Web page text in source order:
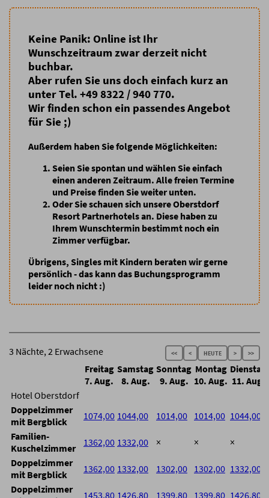
Keine Panik: Online ist Ihr
Wunschzeitraum zwar derzeit nicht
buchbar.
Aber rufen Sie uns doch einfach kurz an
unter Tel. +49 8322 / 940 770.
Wir finden schon ein passendes Angebot
für Sie ;)
Außerdem haben Sie folgende Möglichkeiten:
Seien Sie spontan und wählen Sie einfach
einen anderen Zeitraum. Alle freien Termine
und Preise finden Sie weiter unten.
Oder Sie schauen sich unsere Oberstdorf
Resort Partnerhotels an. Diese haben zu
Ihrem Wunschtermin bestimmt noch ein
Zimmer verfügbar.
Übrigens, Singles mit Kindern beraten wir gerne
persönlich - das kann das Buchungsprogramm
leider noch nicht :)
3 Nächte, 2 Erwachsene >>
>
HEUTE
<
<<
Freitag
7. Aug.
Samstag
8. Aug.
Sonntag
9. Aug.
Montag
10. Aug.
Dienstag
11. Aug.
Hotel Oberstdorf
Doppelzimmer
mit Bergblick
1074,00 1044,00 1014,00 1014,00 1044,00
Familien-
Kuschelzimmer
1362,00 1332,00 × ×
×
Doppelzimmer
mit Bergblick
1362,00 1332,00 1302,00 1302,00 1332,00
Doppelzimmer
1453,80 1426,80 1399,80 1399,80 1426,80